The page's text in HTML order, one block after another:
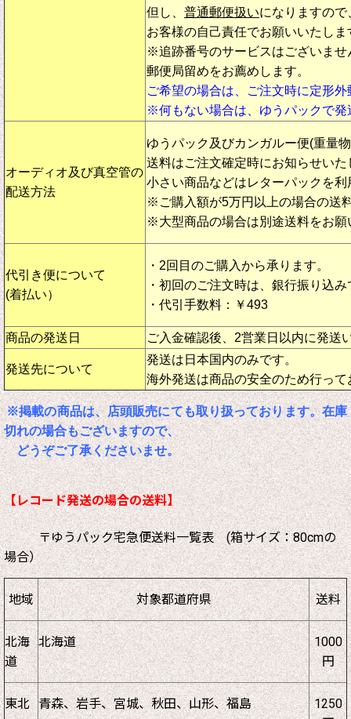
但し、 普通郵便扱いになりますの
お客様の自己責任でお願いいたしま
※追跡番号のサービスはございませ
郵便局留めをお薦めします。
ご希望の場合は、ご注文時に定形
※何もない場合は、ゆうパックで発
オーディオ及び真空管の
配送方法
ゆうパック及びカンガルー便(重量
送料はご注文確定時にお知らせいた
小さい商品などはレターパックを利
※ご購入額が5万円以上の場合の送
※大型商品の場合は別途送料をお願
代引き便について
(着払い）
・2回目のご購入から承ります。
・初回のご注文時は、銀行振り込
・代引手数料：￥493
商品の発送日 ご入金確認後、2営業日以内に発送
発送先について
発送は日本国内のみです。
海外発送は商品の安全のため行って
※掲載の商品は、店頭販売にても取り扱っております。在庫
切れの場合もございますので、
どうぞご了承くださいませ。
【レコード発送の場合の送料】
〒ゆうパック宅急便送料一覧表 (箱サイズ：80cmの
場合）
地域 対象都道府県 送料
北海
道
北海道
1000
円
東北 青森、岩手、宮城、秋田、山形、福島
1250